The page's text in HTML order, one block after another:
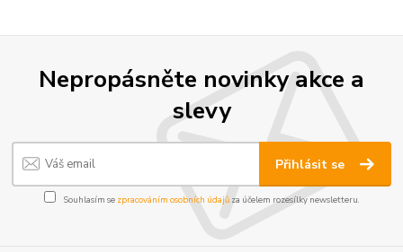
Nepropásněte novinky akce a
slevy
Přihlásit se
Souhlasím se zpracováním osobních údajůza účelem rozesílky newsletteru.